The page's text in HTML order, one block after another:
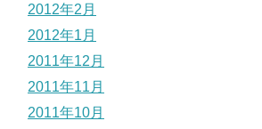
2012年2月
2012年1月
2011年12月
2011年11月
2011年10月